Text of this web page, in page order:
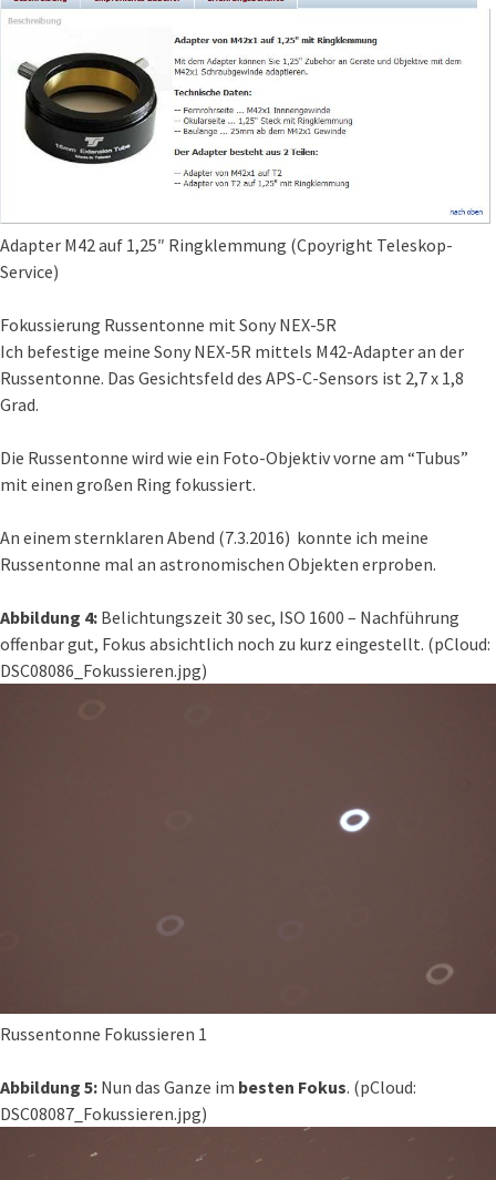
Adapter M42 auf 1,25″ Ringklemmung (Cpoyright Teleskop-
Service)
Fokussierung Russentonne mit Sony NEX-5R
Ich befestige meine Sony NEX-5R mittels M42-Adapter an der
Russentonne. Das Gesichtsfeld des APS-C-Sensors ist 2,7 x 1,8
Grad.
Die Russentonne wird wie ein Foto-Objektiv vorne am “Tubus”
mit einen großen Ring fokussiert.
An einem sternklaren Abend (7.3.2016) konnte ich meine
Russentonne mal an astronomischen Objekten erproben.
Abbildung 4: Belichtungszeit 30 sec, ISO 1600 – Nachführung
offenbar gut, Fokus absichtlich noch zu kurz eingestellt. (pCloud:
DSC08086_Fokussieren.jpg)
Russentonne Fokussieren 1
Abbildung 5: Nun das Ganze im besten Fokus. (pCloud:
DSC08087_Fokussieren.jpg)